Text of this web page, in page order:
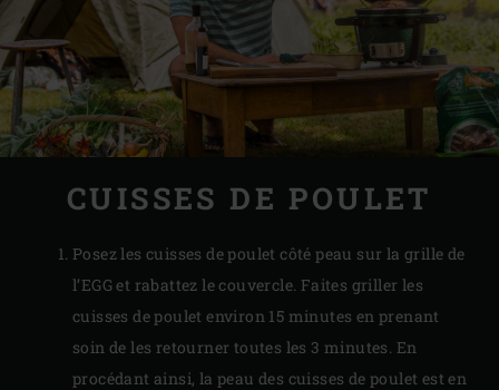
CUISSES DE POULET
Posez les cuisses de poulet côté peau sur la grille de
l’EGG et rabattez le couvercle. Faites griller les
cuisses de poulet environ 15 minutes en prenant
soin de les retourner toutes les 3 minutes. En
procédant ainsi, la peau des cuisses de poulet est en